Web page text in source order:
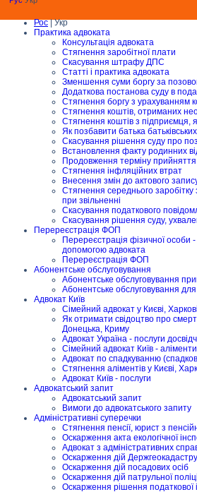
Рос| Укр
Практика адвоката
Консультація адвоката
Стягнення заробітної плати
Скасування штрафу ДПС
Статті і практика адвоката
Зменшення суми боргу за
Додаткова постанова суду в
Стягнення боргу з урахуванням
Стягнення коштів, отриманих
Стягнення коштів з підприємця,
Як позбавити батька
Скасування рішення суду про
Встановлення факту родинних
Продовження терміну
Стягнення інфляційних втрат
Внесення змін до актового
Стягнення середнього
при звільненні
Скасування податкового
Скасування рішення суду,
Перереєстрація ФОП
Перереєстрація фізичної
допомогою адвоката
Перереєстрація ФОП
Абонентське обслуговування
Абонентське обслуговування
Абонентське обслуговування
Адвокат Київ
Сімейний адвокат у Києві,
Як отримати свідоцтво про
Донецька, Криму
Адвокат Україна - послуги
Сімейний адвокат Київ -
Адвокат по спадкуванню
Стягнення аліментів у Києві,
Адвокат Київ - послуги
Адвокатський запит
Адвокатський запит
Вимоги до адвокатського запиту
Адміністративні суперечки
Стягнення пенсії, юрист з
Оскарження акта екологічної
Адвокат з адміністративних
Оскарження дій Держгеокадастру
Оскарження дій посадових осіб
Оскарження дій патрульної
Оскарження рішення податкової